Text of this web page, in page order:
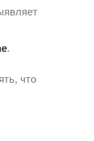
.
что